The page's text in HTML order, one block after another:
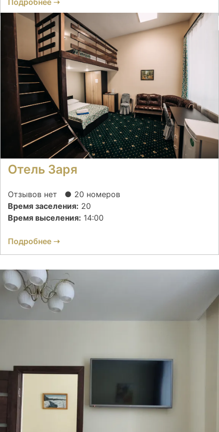
Отель Заря
Отзывов нет
● 20 номеров
Время заселения: 20
Время выселения: 14:00
Подробнее ➝